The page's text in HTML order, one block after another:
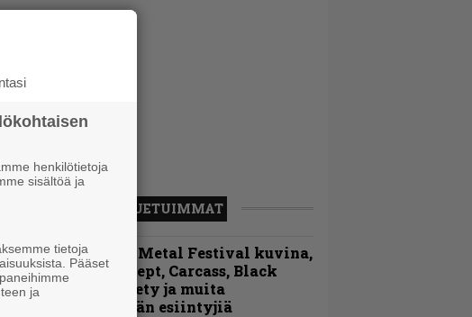
LUETUIMMAT
Hellsinki Metal Festival kuvina,
osa 1 – Accept, Carcass, Black
Label Society ja muita
avauspäivän esiintyjiä
henkilötietoja
sisältöä ja
tietoja
Pääset
ja